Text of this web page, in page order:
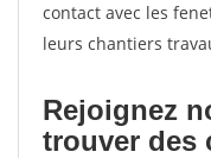
contact avec les
leurs chantiers
Rejoignez
trouver des